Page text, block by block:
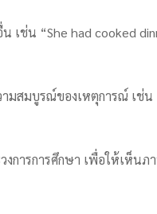
ช่น “She had cooked
ามสมบูรณ์ของเหตุการณ์ เช่
งการการศึกษา เพื่อให้เห็น